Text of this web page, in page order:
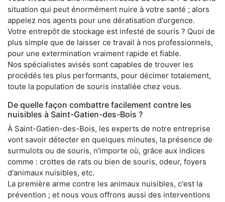
situation qui peut énormément nuire à votre santé ; alors
appelez nos agents pour une dératisation d'urgence.
Votre entrepôt de stockage est infesté de souris ? Quoi de
plus simple que de laisser ce travail à nos professionnels,
pour une extermination vraiment rapide et fiable.
Nos spécialistes avisés sont capables de trouver les
procédés les plus performants, pour décimer totalement,
toute la population de souris installée chez vous.
De quelle façon combattre facilement contre les
nuisibles à Saint-Gatien-des-Bois ?
À Saint-Gatien-des-Bois, les experts de notre entreprise
vont savoir détecter en quelques minutes, la présence de
surmulots ou de souris, n'importe où, grâce aux indices
comme : crottes de rats ou bien de souris, odeur, foyers
d'animaux nuisibles, etc.
La première arme contre les animaux nuisibles, c'est la
prévention ; et nous vous offrons aussi des interventions